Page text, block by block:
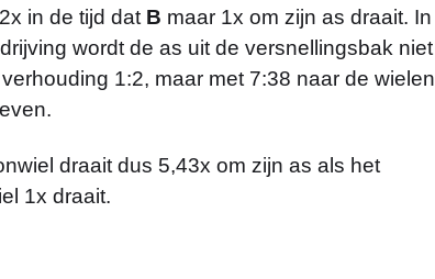
in de tijd dat B maar 1x om zijn as draait. In
wordt de as uit de versnellingsbak niet
1:2, maar met 7:38 naar de wielen
draait dus 5,43x om zijn as als het
1x draait.